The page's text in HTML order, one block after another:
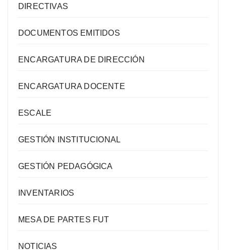
DIRECTIVAS
DOCUMENTOS EMITIDOS
ENCARGATURA DE DIRECCIÓN
ENCARGATURA DOCENTE
ESCALE
GESTIÓN INSTITUCIONAL
GESTIÓN PEDAGÓGICA
INVENTARIOS
MESA DE PARTES FUT
NOTICIAS